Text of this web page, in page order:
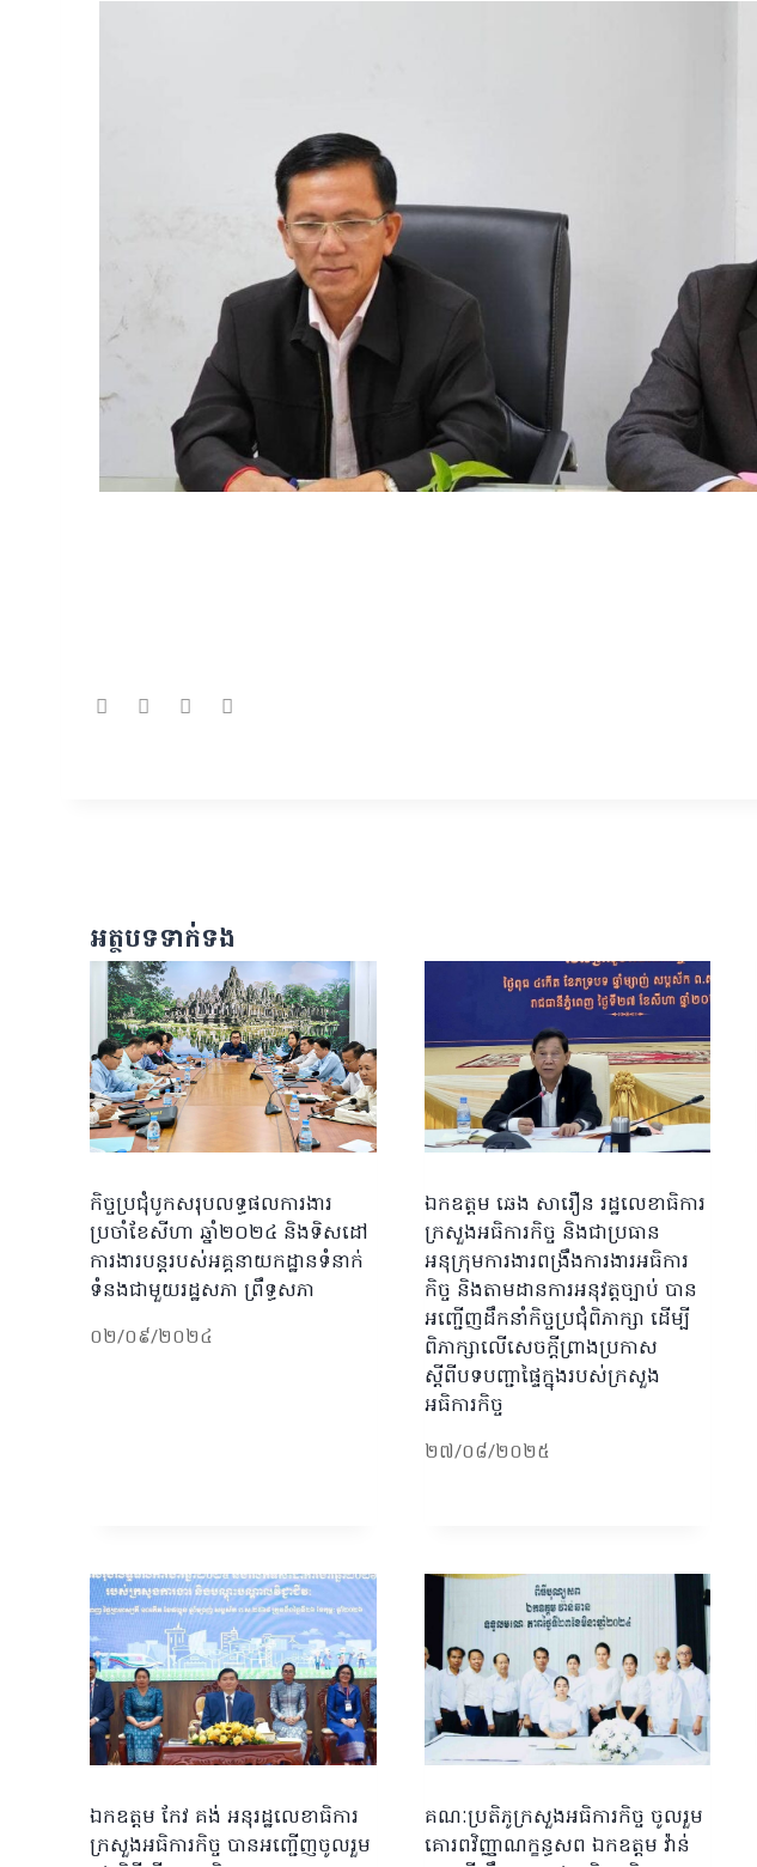
អត្ថបទទាក់ទង
កិច្ចប្រជុំបូកសរុបលទ្ធផលការងារ
ប្រចាំខែសីហា ឆ្នាំ២០២៤ និងទិសដៅ
ការងារបន្តរបស់អគ្គនាយកដ្ឋានទំនាក់
ទំនងជាមួយរដ្ឋសភា ព្រឹទ្ធសភា
០២/០៩/២០២៤
ឯកឧត្តម ឆេង សារឿន រដ្ឋលេខាធិការ
ក្រសួងអធិការកិច្ច និងជាប្រធាន
អនុក្រុមការងារពង្រឹងការងារអធិការ
កិច្ច និងតាមដានការអនុវត្តច្បាប់ បាន
អញ្ជើញដឹកនាំកិច្ចប្រជុំពិភាក្សា ដើម្បី
ពិភាក្សាលើសេចក្តីព្រាងប្រកាស
ស្តីពីបទបញ្ជាផ្ទៃក្នុងរបស់ក្រសួង
អធិការកិច្ច
២៧/០៨/២០២៥
ឯកឧត្តម កែវ គង់ អនុរដ្ឋលេខាធិការ
ក្រសួងអធិការកិច្ច បានអញ្ជើញចូលរួម
គណៈប្រតិភូក្រសួងអធិការកិច្ច​ ចូលរួម
គោរពវិញ្ញាណក្ខន្ធសព​ ឯកឧត្តម​ វ៉ាន់​